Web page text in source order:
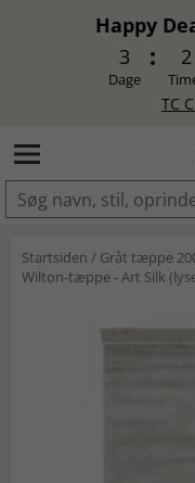
Happy
3
Dage
2
TC
Startsiden / Gråt tæppe
Wilton-tæppe - Art Silk